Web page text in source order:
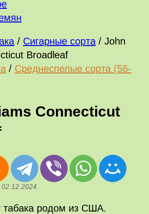
/ Сигарные сорта / John
Broadleaf
/ Среднеспелые сорта (56-
Connecticut
табака родом из США.